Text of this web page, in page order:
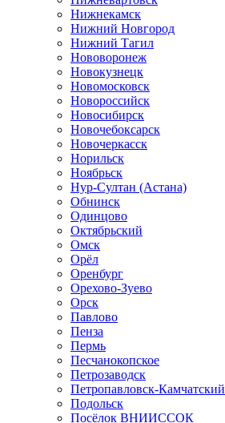
Нижнекамск
Нижний Новгород
Нижний Тагил
Нововоронеж
Новокузнецк
Новомосковск
Новороссийск
Новосибирск
Новочебоксарск
Новочеркасск
Норильск
Ноябрьск
Нур-Султан (Астана)
Обнинск
Одинцово
Октябрьский
Омск
Орёл
Оренбург
Орехово-Зуево
Орск
Павлово
Пенза
Пермь
Песчанокопское
Петрозаводск
Петропавловск-Камчатский
Подольск
Посёлок ВНИИССОК